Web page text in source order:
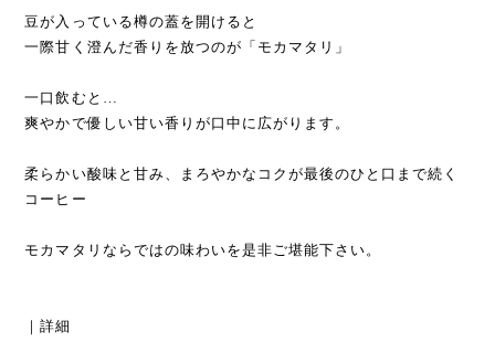
豆が入っている樽の蓋を開けると
一際甘く澄んだ香りを放つのが「モカマタリ」
一口飲むと…
爽やかで優しい甘い香りが口中に広がります。
柔らかい酸味と甘み、まろやかなコクが最後のひと口まで続く
コーヒー
モカマタリならではの味わいを是非ご堪能下さい。
｜詳細